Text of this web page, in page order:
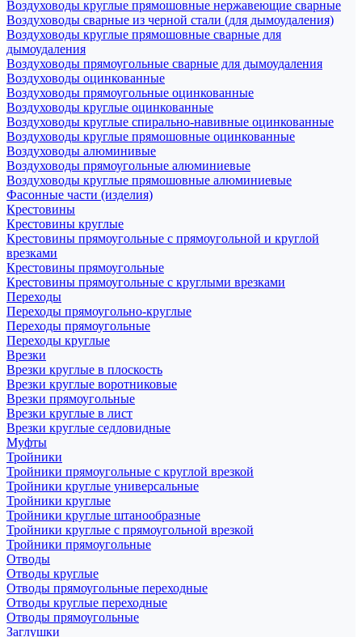
Воздуховоды круглые прямошовные нержавеющие сварные
Воздуховоды сварные из черной стали (для дымоудаления)
Воздуховоды круглые прямошовные сварные для
дымоудаления
Воздуховоды прямоугольные сварные для дымоудаления
Воздуховоды оцинкованные
Воздуховоды прямоугольные оцинкованные
Воздуховоды круглые оцинкованные
Воздуховоды круглые спирально-навивные оцинкованные
Воздуховоды круглые прямошовные оцинкованные
Воздуховоды алюминивые
Воздуховоды прямоугольные алюминиевые
Воздуховоды круглые прямошовные алюминиевые
Фасонные части (изделия)
Крестовины
Крестовины круглые
Крестовины прямоугольные с прямоугольной и круглой
врезками
Крестовины прямоугольные
Крестовины прямоугольные с круглыми врезками
Переходы
Переходы прямоугольно-круглые
Переходы прямоугольные
Переходы круглые
Врезки
Врезки круглые в плоскость
Врезки круглые воротниковые
Врезки прямоугольные
Врезки круглые в лист
Врезки круглые седловидные
Муфты
Тройники
Тройники прямоугольные с круглой врезкой
Тройники круглые универсальные
Тройники круглые
Тройники круглые штанообразные
Тройники круглые с прямоугольной врезкой
Тройники прямоугольные
Отводы
Отводы круглые
Отводы прямоугольные переходные
Отводы круглые переходные
Отводы прямоугольные
Заглушки